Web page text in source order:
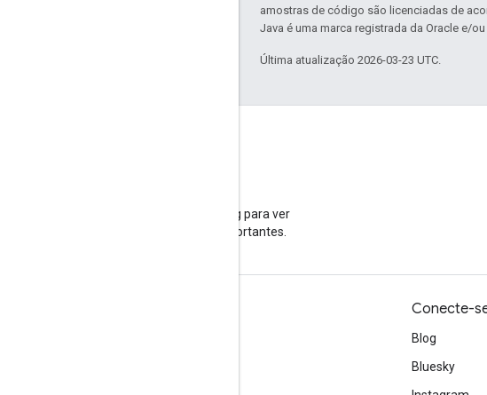
amostras de código são licenciadas de
Java é uma marca registrada da Oracle e/ou
Última atualização 2026-03-23 UTC.
Acesse nosso blog para ver
informações importantes.
Conecte-
Blog
Bluesky